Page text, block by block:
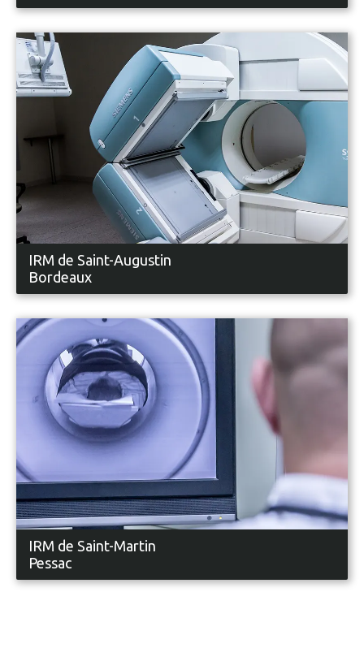
IRM de Saint-Augustin
Bordeaux
IRM de Saint-Martin
Pessac